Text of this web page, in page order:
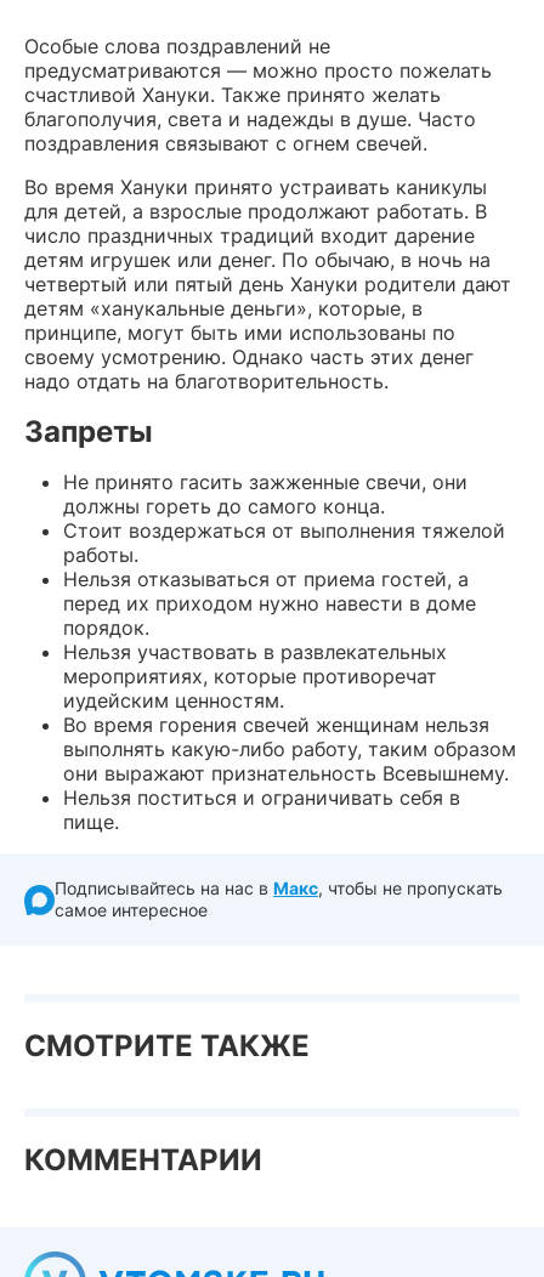
Особые слова поздравлений не
предусматриваются — можно просто пожелать
счастливой Хануки. Также принято желать
благополучия, света и надежды в душе. Часто
поздравления связывают с огнем свечей.
Во время Хануки принято устраивать каникулы
для детей, а взрослые продолжают работать. В
число праздничных традиций входит дарение
детям игрушек или денег. По обычаю, в ночь на
четвертый или пятый день Хануки родители дают
детям «ханукальные деньги», которые, в
принципе, могут быть ими использованы по
своему усмотрению. Однако часть этих денег
надо отдать на благотворительность.
Запреты
Не принято гасить зажженные свечи, они
должны гореть до самого конца.
Стоит воздержаться от выполнения тяжелой
работы.
Нельзя отказываться от приема гостей, а
перед их приходом нужно навести в доме
порядок.
Нельзя участвовать в развлекательных
мероприятиях, которые противоречат
иудейским ценностям.
Во время горения свечей женщинам нельзя
выполнять какую-либо работу, таким образом
они выражают признательность Всевышнему.
Нельзя поститься и ограничивать себя в
пище.
Подписывайтесь на нас в Макс, чтобы не пропускать
самое интересное
СМОТРИТЕ ТАКЖЕ
КОММЕНТАРИИ